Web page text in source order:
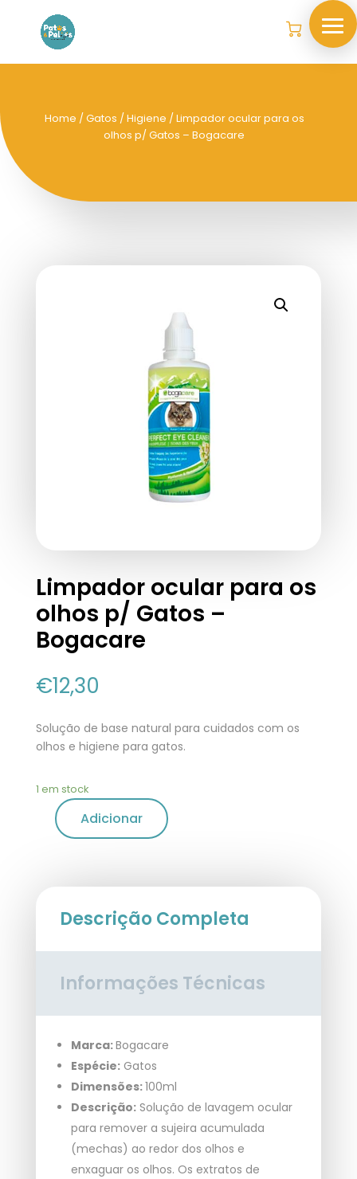
Home /Gatos /Higiene / Limpador ocular para os
olhos p/ Gatos – Bogacare
Limpador ocular para os
olhos p/ Gatos –
Bogacare
€12,30
Solução de base natural para cuidados com os
olhos e higiene para gatos.
1 em stock
Adicionar
Descrição Completa
Informações Técnicas
Marca:Bogacare
Espécie:Gatos
Dimensões:100ml
Descrição:Solução de lavagem ocular
para remover a sujeira acumulada
(mechas) ao redor dos olhos e
enxaguar os olhos. Os extratos de